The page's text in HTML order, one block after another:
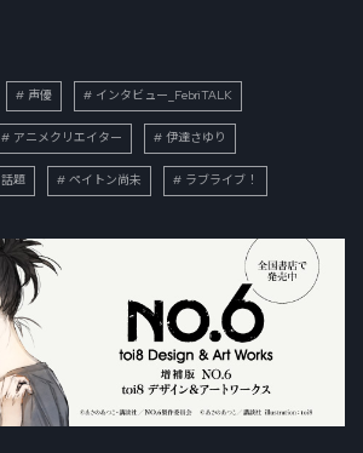
声優 インタビュー_FebriTALK
アニメクリエイター 伊達さゆり
話題 ペイトン尚未 ラブライブ！